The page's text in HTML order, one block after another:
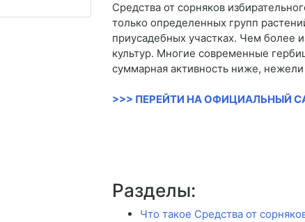
Средства от сорняков
только определенных групп
приусадебных участках. Чем более
культур. Многие современные
суммарная активность ниже, нежели
>>> ПЕРЕЙТИ НА ОФИЦИАЛЬНЫЙ
Разделы:
Что такое Средства от